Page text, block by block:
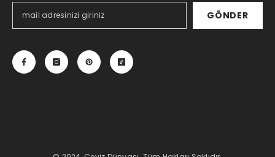
GÖNDER